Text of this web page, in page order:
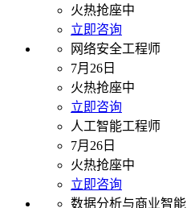
火热抢座中
立即咨询
网络安全工程师
7月26日
火热抢座中
立即咨询
人工智能工程师
7月26日
火热抢座中
立即咨询
数据分析与商业智能